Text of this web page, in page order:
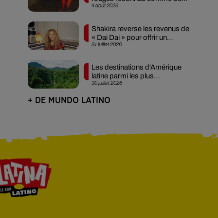
4 août 2026
êtres...
31 juillet 2026
Shakira reverse les revenus de
« Dai Dai » pour offrir un
avenir...
30 juillet 2026
Les destinations d'Amérique
latine parmi les plus
abordables !
+ DE MUNDO LATINO